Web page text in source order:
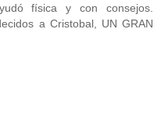
física y con consejos.
a Cristobal, UN GRAN